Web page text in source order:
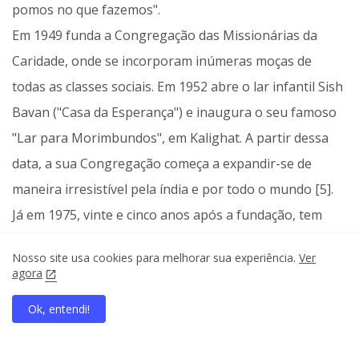
pomos no que fazemos".
Em 1949 funda a Congregação das Missionárias da
Caridade, onde se incorporam inúmeras moças de
todas as classes sociais. Em 1952 abre o lar infantil Sish
Bavan ("Casa da Esperança") e inaugura o seu famoso
"Lar para Morimbundos", em Kalighat. A partir dessa
data, a sua Congregação começa a expandir-se de
maneira irresistível pela índia e por todo o mundo [5].
Já em 1975, vinte e cinco anos após a fundação, tem
Unido, Bélgica, Estados Unidos, Alemanha, Holanda,
Colômbia, Peru, México, Panamá, Ilhas Fidji, Papua-
Nova Guiné, Índia, Venezuela, Jordânia, Austrália e
Nosso site usa cookies para melhorar sua experiência. Ver
agora
Ok, entendi!
home search